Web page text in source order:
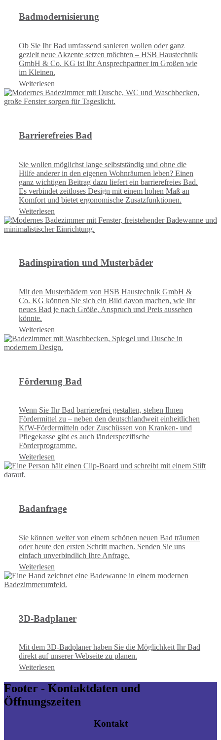
Badmodernisierung
Ob Sie Ihr Bad umfassend sanieren wollen oder ganz
gezielt neue Akzente setzen möchten – HSB Haustechnik
GmbH & Co. KG ist Ihr Ansprechpartner im Großen wie
im Kleinen.
Weiterlesen
Barrierefreies Bad
Sie wollen möglichst lange selbstständig und ohne die
Hilfe anderer in den eigenen Wohnräumen leben? Einen
ganz wichtigen Beitrag dazu liefert ein barrierefreies Bad.
Es verbindet zeitloses Design mit einem hohen Maß an
Komfort und bietet ergonomische Zusatzfunktionen.
Weiterlesen
Badinspiration und Musterbäder
Mit den Musterbädern von HSB Haustechnik GmbH &
Co. KG können Sie sich ein Bild davon machen, wie Ihr
neues Bad je nach Größe, Anspruch und Preis aussehen
könnte.
Weiterlesen
Förderung Bad
Wenn Sie Ihr Bad barrierefrei gestalten, stehen Ihnen
Fördermittel zu – neben den deutschlandweit einheitlichen
KfW-Fördermitteln oder Zuschüssen von Kranken- und
Pflegekasse gibt es auch länderspezifische
Förderprogramme.
Weiterlesen
Badanfrage
Sie können weiter von einem schönen neuen Bad träumen
oder heute den ersten Schritt machen. Senden Sie uns
einfach unverbindlich Ihre Anfrage.
Weiterlesen
3D-Badplaner
Mit dem 3D-Badplaner haben Sie die Möglichkeit Ihr Bad
direkt auf unserer Webseite zu planen.
Weiterlesen
Footer - Kontaktdaten und
Öffnungszeiten
Kontakt